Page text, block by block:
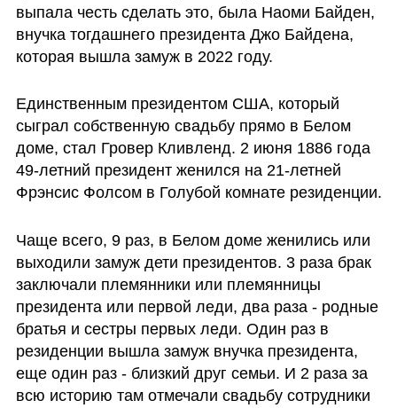
выпала честь сделать это, была Наоми Байден,
внучка тогдашнего президента Джо Байдена,
которая вышла замуж в 2022 году.
Единственным президентом США, который
сыграл собственную свадьбу прямо в Белом
доме, стал Гровер Кливленд. 2 июня 1886 года
49-летний президент женился на 21-летней
Фрэнсис Фолсом в Голубой комнате резиденции.
Чаще всего, 9 раз, в Белом доме женились или
выходили замуж дети президентов. 3 раза брак
заключали племянники или племянницы
президента или первой леди, два раза - родные
братья и сестры первых леди. Один раз в
резиденции вышла замуж внучка президента,
еще один раз - близкий друг семьи. И 2 раза за
всю историю там отмечали свадьбу сотрудники